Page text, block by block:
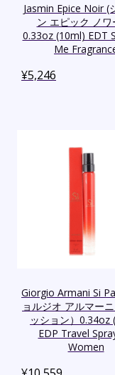
Jasmin Epice Noir (
ン エピック ノワ
0.33oz (10ml) EDT
Me
¥5,246
Giorgio Armani Si
ョルジオ アルマー
ッション）0.34oz
EDP Travel
Women